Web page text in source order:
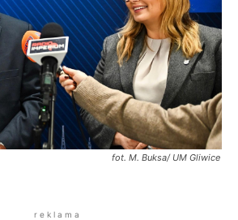
fot. M. Buksa/ UM Gliwice
r e k l a m a